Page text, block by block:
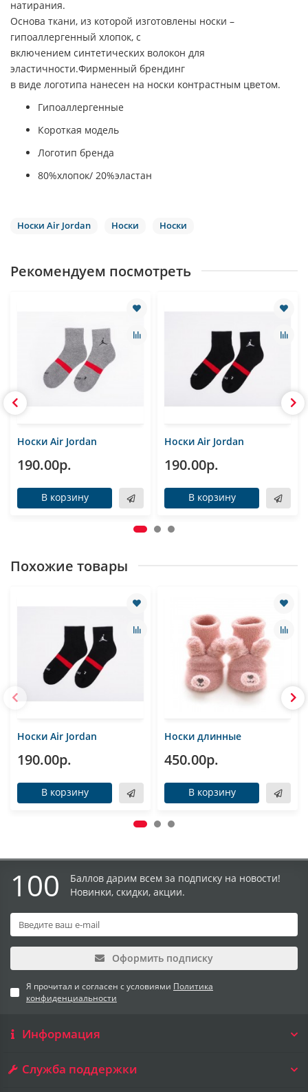
натирания.
Основа ткани, из которой изготовлены носки –
гипоаллергенный хлопок, с
включением синтетических волокон для
эластичности.Фирменный брендинг
в виде логотипа нанесен на носки контрастным цветом.
Гипоаллергенные
Короткая модель
Логотип бренда
80%хлопок/ 20%эластан
Носки Air Jordan Носки Носки
Рекомендуем посмотреть
Носки Air Jordan
190.00р.
В корзину
Носки Air Jordan
190.00р.
В корзину
Похожие товары
Носки Air Jordan
190.00р.
В корзину
Носки длинные
450.00р.
В корзину
100
Баллов дарим всем за подписку на новости!
Новинки, скидки, акции.
Оформить подписку
Я прочитал и согласен с условиями Политика
конфиденциальности
Информация
Служба поддержки